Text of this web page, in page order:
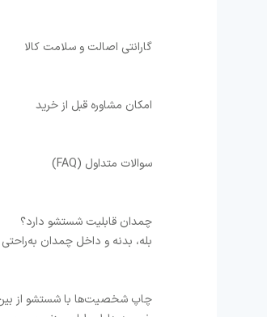
گارانتی اصالت و سلامت کالا
امکان مشاوره قبل از خرید
سوالات متداول (FAQ)
چمدان قابلیت شستشو دارد؟
بله، بدنه و داخل چمدان
چاپ شخصیت‌ها با شستشو از